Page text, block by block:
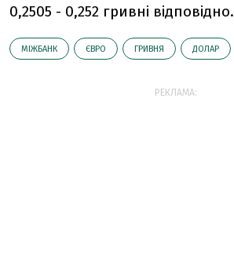
0,2505 - 0,252 гривні відповідно.
МІЖБАНК ЄВРО ГРИВНЯ ДОЛАР
РЕКЛАМА: